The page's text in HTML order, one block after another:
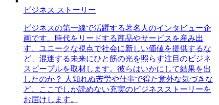
ビジネス ストーリー
ビジネスの第一線で活躍する著名人のインタビュー企
画です。時代をリードする商品やサービスを産み出
す、ユニークな視点で社会に新しい価値を提供するな
ど、混迷する未来にひと筋の光を照らす注目のビジネ
スピープルを取材します。彼らはいかにして結果を出
したのか？ 人知れぬ苦労や仕事で得た意外な気づきな
ど、ここでしか読めない充実のビジネスストーリーを
お届けします。